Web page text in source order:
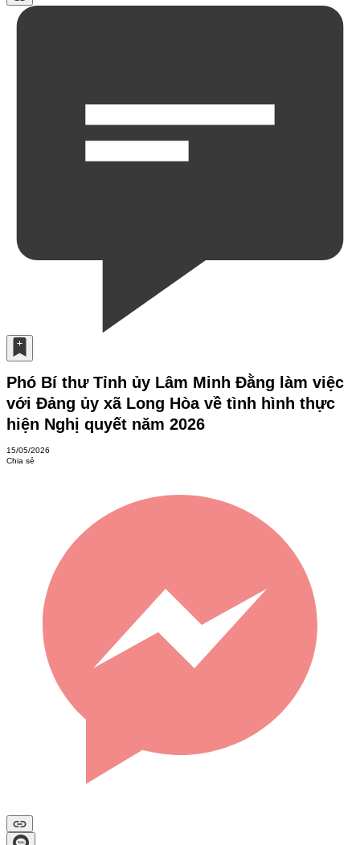
Phó Bí thư Tỉnh ủy Lâm Minh Đằng làm việc
với Đảng ủy xã Long Hòa về tình hình thực
hiện Nghị quyết năm 2026
15/05/2026
Chia sẻ